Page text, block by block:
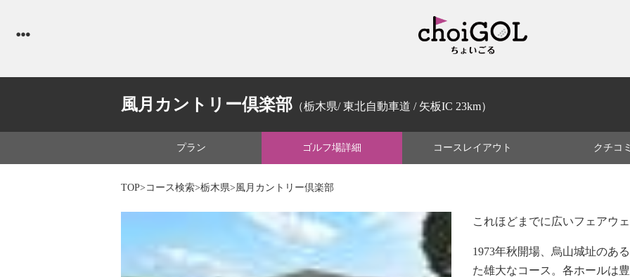
風月カントリー倶楽部 （栃木県/ 東北自動車道 / 矢板IC 23km）
プラン ゴルフ場詳細 コース レイアウト クチコミ
TOP> コース検索>栃木県>風月カントリー倶楽部
これほどまでに広いフェアウ
1973年秋開場、烏山城址のあ
た雄大なコース。各ホールは